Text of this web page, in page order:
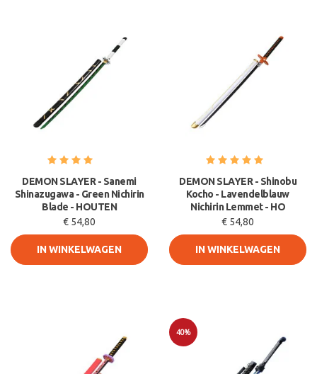
DEMON SLAYER - Sanemi
Shinazugawa - Green Nichirin
Blade - HOUTEN
€ 54,80
IN WINKELWAGEN
DEMON SLAYER - Shinobu
Kocho - Lavendelblauw
Nichirin Lemmet - HO
€ 54,80
IN WINKELWAGEN
40%